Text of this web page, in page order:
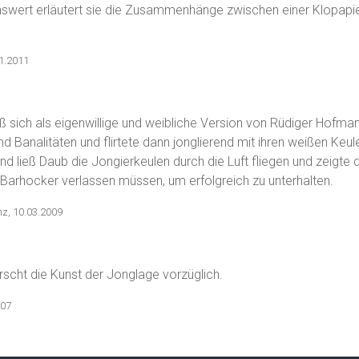
erläutert sie die Zusammenhänge zwischen einer
sich als eigenwillige und weibliche Version von Rüdiger
Banalitäten und flirtete dann jonglierend mit ihren weißen
ließ Daub die Jongierkeulen durch die Luft fliegen und zeigte
verlassen müssen, um erfolgreich zu unterhalten.
10.03.2009
die Kunst der Jonglage vorzüglich.